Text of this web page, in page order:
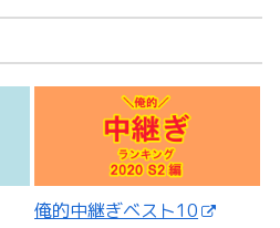
俺的中継ぎベスト10